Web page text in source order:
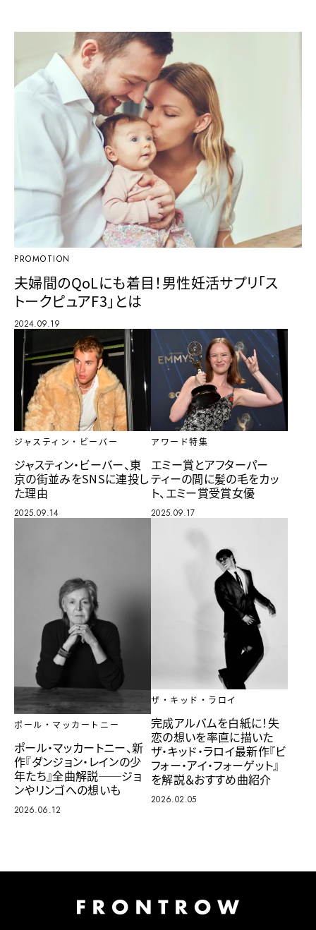
PROMOTION
夫婦間のQoLにも着目！男性妊活サプリ「ス
トークピュアF3」とは
2024.09.19
ジャスティン・ビーバー
ジャスティン・ビーバー、東
京の街並みをSNSに連投し
た理由
2025.09.14
アワード特集
エミー賞とアフターパー
ティーの間に髪の毛をカッ
ト、エミー賞受賞女優
2025.09.17
ポール・マッカートニー
ポール・マッカートニー、新
作『ダンジョン・レインの少
年たち』全曲解説──ジョ
ンやリンゴへの想いも
2026.06.12
ザ・キッド・ラロイ
完成アルバムを白紙に！失
恋の想いを率直に描いた
ザ・キッド・ラロイ最新作『ビ
フォー・アイ・フォーゲット』
を解説＆おすすめ曲紹介
2026.02.05